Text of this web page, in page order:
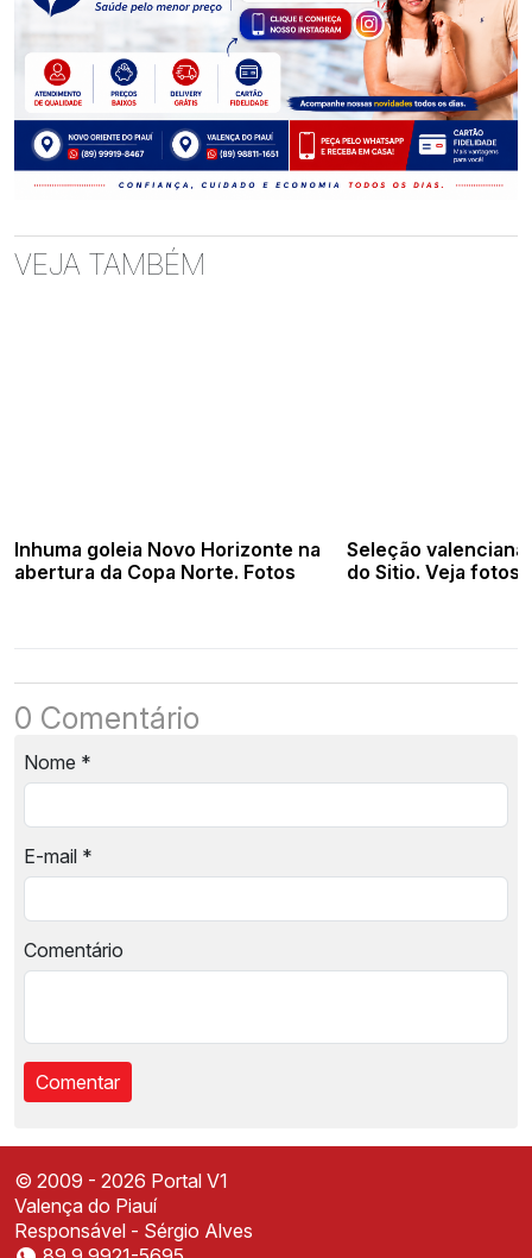
VEJA TAMBÉM
Inhuma goleia Novo Horizonte na
abertura da Copa Norte. Fotos
Seleção valenciana
do Sitio. Veja fotos
0 Comentário
Nome *
E-mail *
Comentário
© 2009 - 2026 Portal V1
Valença do Piauí
Responsável - Sérgio Alves